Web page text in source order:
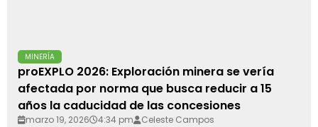
MINERÍA
proEXPLO 2026: Exploración minera se vería
afectada por norma que busca reducir a 15
años la caducidad de las concesiones
marzo 19, 2026 4:34 pm Celeste Campos